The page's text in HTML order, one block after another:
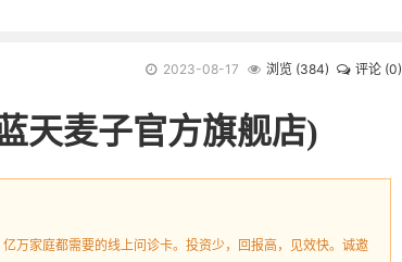
2023-08-17 浏览 (384) 评论 (0)
天麦子官方旗舰店)
万家庭都需要的线上问诊卡。投资少，回报高，见效快。诚邀